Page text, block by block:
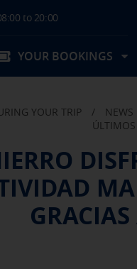
to 20:00
YOUR BOOKINGS
Locate
Experience
FAQS
YOUR TRIP / NEWS